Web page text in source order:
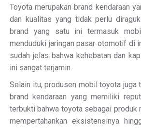
Toyota merupakan brand kendaraan
dan kualitas yang tidak perlu
brand yang satu ini termasuk
menduduki jaringan pasar otomotif di
sudah jelas bahwa kehebatan dan
ini sangat terjamin.
Selain itu, produsen mobil toyota juga
brand kendaraan yang memiliki
terbukti bahwa toyota sebagai produk
mempertahankan eksistensinya